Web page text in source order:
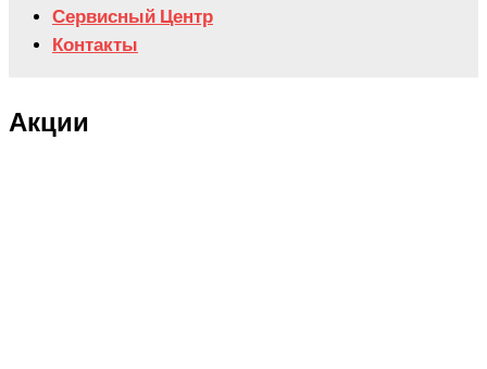
Сервисный Центр
Контакты
Акции